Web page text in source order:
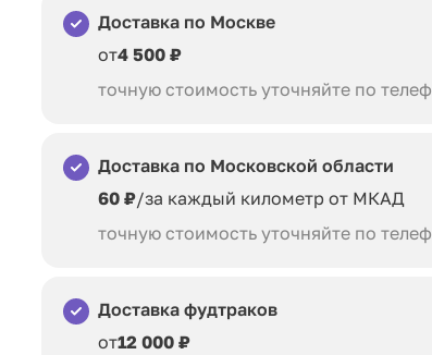
Доставка по Москве
от4 500 ₽
точную стоимость уточняйте по
Доставка по Московской области
60 ₽/за каждый километр от МКАД
точную стоимость уточняйте по
Доставка фудтраков
от12 000 ₽